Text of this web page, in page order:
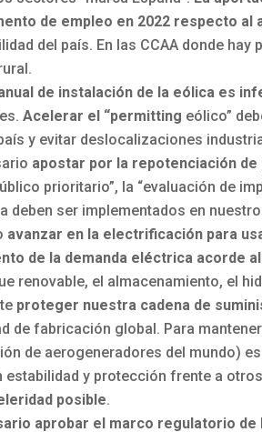
de empleo en 2022 respecto
del país. En las CCAA donde
de instalación de la eólica es
Acelerar el “permitting eólico”
y evitar deslocalizaciones
apostar por la repotenciación
prioritario”, la “evaluación de
deben ser implementados en
avanzar en la electrificación para
de la demanda eléctrica acorde
renovable, el almacenamiento, el
proteger nuestra cadena de
de fabricación global. Para
de aerogeneradores del mundo)
estabilidad y protección frente a
posible.
aprobar el marco regulatorio de